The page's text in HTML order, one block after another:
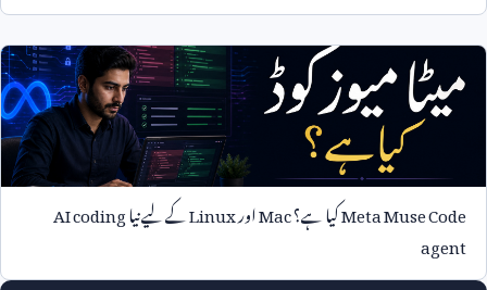
Meta Muse Codeکیا ہے؟MacاورLinuxکے لیے نیاAI coding
agent